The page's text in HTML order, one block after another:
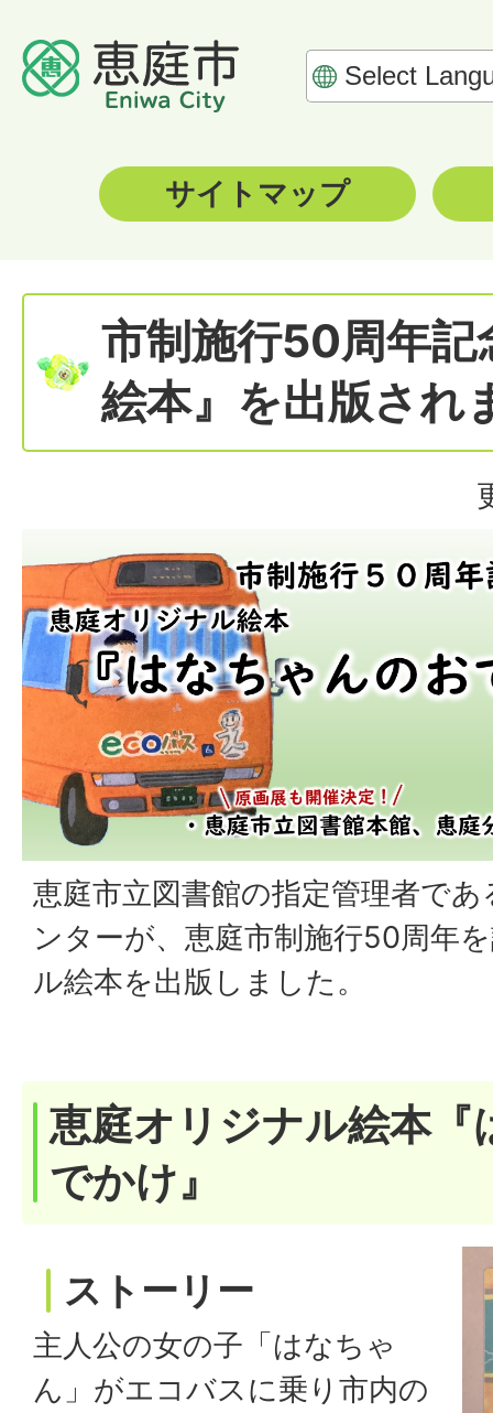
サイトマップ
市制施行50周年
絵本』を出版され
恵庭市立図書館の指定管理者で
ンターが、恵庭市制施行50周年
ル絵本を出版しました。
恵庭オリジナル絵本『
でかけ』
ストーリー
主人公の女の子「はなちゃ
ん」がエコバスに乗り市内の